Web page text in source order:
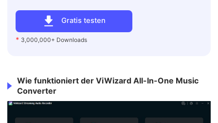
Gratis testen
* 3,000,000+ Downloads
Wie funktioniert der ViWizard All-In-One Music
Converter